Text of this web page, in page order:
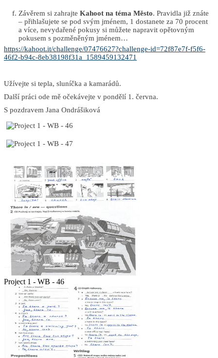
Závěrem si zahrajteKahoot na téma Město. Pravidla již znáte
– přihlašujete se pod svým jménem, 1 dostanete za 70 procent
a více, nevydařené pokusy si můžete napravit opětovným
pokusem s pozměněným jménem…
https://kahoot.it/challenge/07476627?challenge-id=72f87e7f-f5f6-
46f2-b94c-8eb38198f31a_1589459132471
Užívejte si tepla, sluníčka a kamarádů.
Další práci ode mě očekávejte v pondělí 1. června.
S pozdravem Jana Ondrášiková
Project 1 - WB - 46